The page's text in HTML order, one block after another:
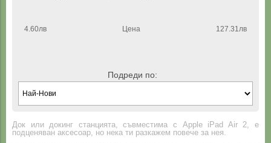
4.60лв 127.31лв
Цена
Подреди по:
Док или докинг станцията, съвместима с Apple iPad Air 2, е
подценяван аксесоар, но нека ти разкажем повече за нея.